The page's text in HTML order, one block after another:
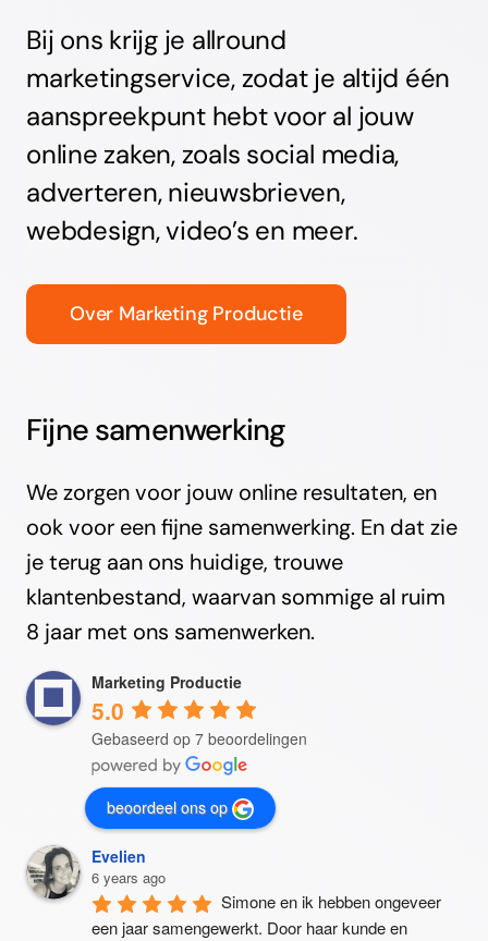
Bij ons krijg je allround
marketingservice, zodat je altijd één
aanspreekpunt hebt voor al jouw
online zaken, zoals social media,
adverteren, nieuwsbrieven,
webdesign, video’s en meer.
Over Marketing Productie
Fijne samenwerking
We zorgen voor jouw online resultaten, en
ook voor een fijne samenwerking. En dat zie
je terug aan ons huidige, trouwe
klantenbestand, waarvan sommige al ruim
8 jaar met ons samenwerken.
Marketing Productie
5.0
Gebaseerd op 7 beoordelingen
beoordeel ons op
Evelien
6 years ago
Simone en ik hebben ongeveer
een jaar samengewerkt. Door haar kunde en